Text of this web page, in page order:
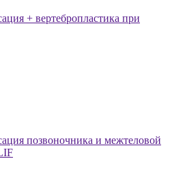
+ вертебропластика при
позвоночника и межтеловой